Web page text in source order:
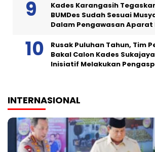
Kades Karangasih
BUMDes Sudah Sesuai
Dalam Pengawasan Aparat
Rusak Puluhan Tahun, Tim
Bakal Calon Kades
Inisiatif Melakukan
INTERNASIONAL